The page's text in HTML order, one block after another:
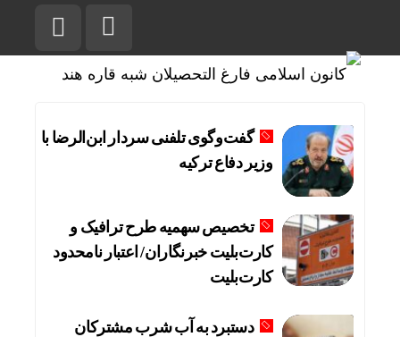
گفت‌وگوی تلفنی سردار ابن‌الرضا با
وزیر دفاع ترکیه
تخصیص سهمیه طرح ترافیک و
کارت‌بلیت خبرنگاران/ اعتبار نامحدود
کارت‌بلیت
دستبرد به آب شرب مشترکان